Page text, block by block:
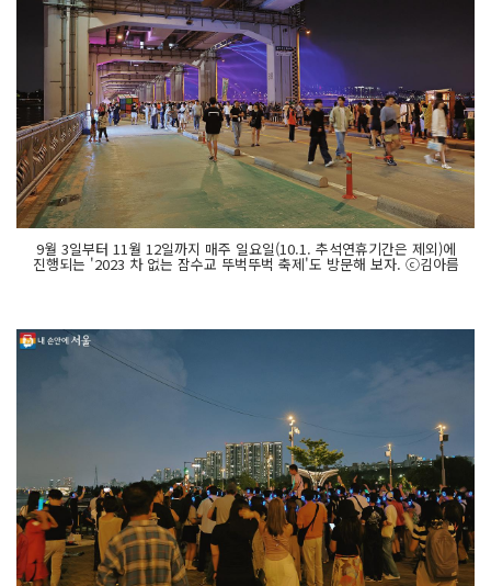
9월 3일부터 11월 12일까지 매주 일요일(10.1. 추석연휴기간은 제외)에
진행되는 '2023 차 없는 잠수교 뚜벅뚜벅 축제'도 방문해 보자. ⓒ김아름